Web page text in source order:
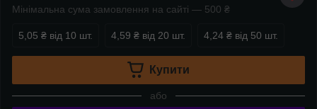
Мінімальна сума замовлення на сайті — 500 ₴
5,05 ₴ від 10 шт. 4,59 ₴ від 20 шт. 4,24 ₴ від 50 шт.
Купити
або